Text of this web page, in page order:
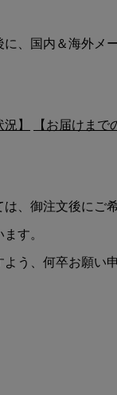
、国内＆海外メ
況】 【お届けまで
、御注文後にご
す。
う、何卒お願い